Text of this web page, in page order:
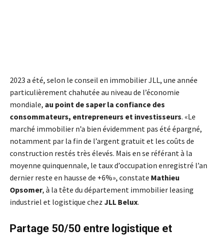
2023 a été, selon le conseil en immobilier JLL, une année
particulièrement chahutée au niveau de l’économie
mondiale, au point de saper la confiance des
consommateurs, entrepreneurs et investisseurs. «Le
marché immobilier n’a bien évidemment pas été épargné,
notamment par la fin de l’argent gratuit et les coûts de
construction restés très élevés. Mais en se référant à la
moyenne quinquennale, le taux d’occupation enregistré l’an
dernier reste en hausse de +6%», constate Mathieu
Opsomer, à la tête du département immobilier leasing
industriel et logistique chez JLL Belux.
Partage 50/50 entre logistique et